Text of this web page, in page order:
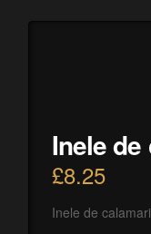
Inele
£8.25
Inele de